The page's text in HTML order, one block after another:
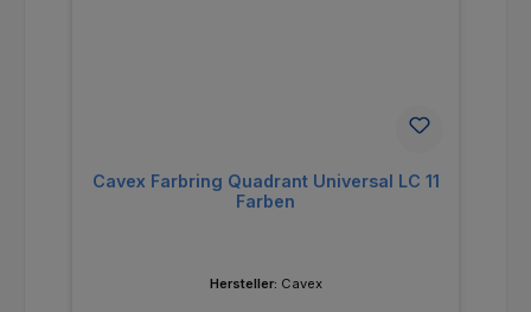
Cavex Farbring Quadrant Universal LC 11
Farben
Hersteller: Cavex